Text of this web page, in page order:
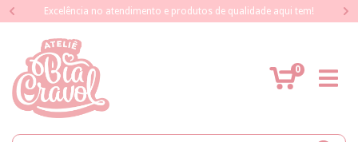
Excelência no atendimento e produtos de qualidade aqui tem!
0